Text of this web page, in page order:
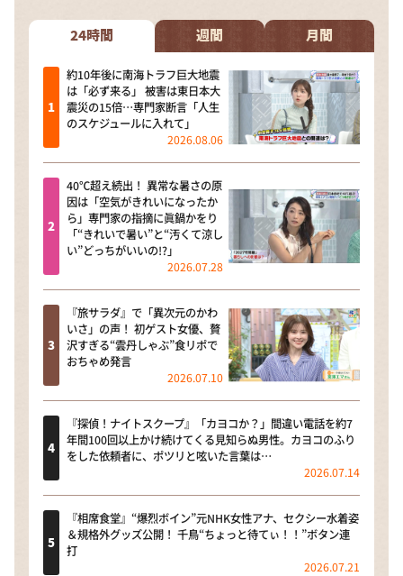
24時間 週間 月間
約10年後に南海トラフ巨大地震
は「必ず来る」 被害は東日本大
震災の15倍…専門家断言「人生
のスケジュールに入れて」
2026.08.06
40℃超え続出！ 異常な暑さの原
因は「空気がきれいになったか
ら」専門家の指摘に眞鍋かをり
「“きれいで暑い”と“汚くて涼し
い”どっちがいいの!?」
2026.07.28
『旅サラダ』で「異次元のかわ
いさ」の声！ 初ゲスト女優、贅
沢すぎる“雲丹しゃぶ”食リポで
おちゃめ発言
2026.07.10
『探偵！ナイトスクープ』「カヨコか？」間違い電話を約7
年間100回以上かけ続けてくる見知らぬ男性。カヨコのふり
をした依頼者に、ポツリと呟いた言葉は…
2026.07.14
『相席食堂』“爆烈ボイン”元NHK女性アナ、セクシー水着姿
＆規格外グッズ公開！ 千鳥“ちょっと待てぃ！！”ボタン連
打
2026.07.21